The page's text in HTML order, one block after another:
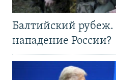
Балтийский рубеж.
нападение России?